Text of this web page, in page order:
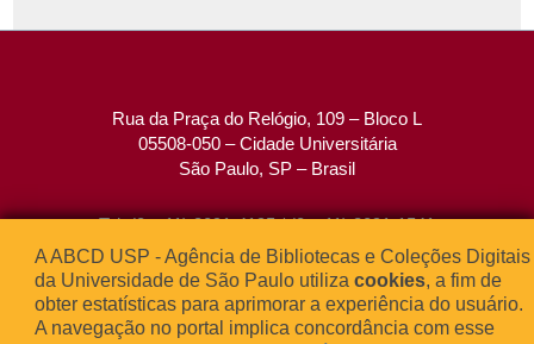
Rua da Praça do Relógio, 109 – Bloco L
05508-050 – Cidade Universitária
São Paulo, SP – Brasil
Tel: (0xx11) 3091-4195 / (0xx11) 3091-1541
Fax: (0xx11) 3091-1567
E-mail:atendimento@abcd.usp.br
A ABCD USP - Agência de Bibliotecas e Coleções Digitais
da Universidade de São Paulo utiliza cookies, a fim de
obter estatísticas para aprimorar a experiência do usuário.
A navegação no portal implica concordância com esse